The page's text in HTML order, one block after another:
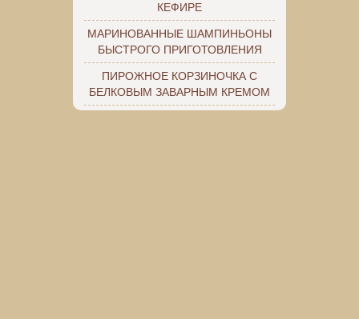
КЕФИРЕ
МАРИНОВАННЫЕ ШАМПИНЬОНЫ
БЫСТРОГО ПРИГОТОВЛЕНИЯ
ПИРОЖНОЕ КОРЗИНОЧКА С
БЕЛКОВЫМ ЗАВАРНЫМ КРЕМОМ